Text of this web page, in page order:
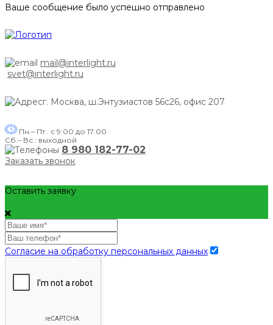
Ваше сообщение было успешно отправлено
mail@interlight.ru
svet@interlight.ru
г. Москва, ш.Энтузиастов 56с26, офис 207
Пн.– Пт.: с 9:00 до 17:00
Сб.– Вс.: выходной
8 980 182-77-02
Заказать звонок
Оставить заявку
Согласие на обработку персональных данных